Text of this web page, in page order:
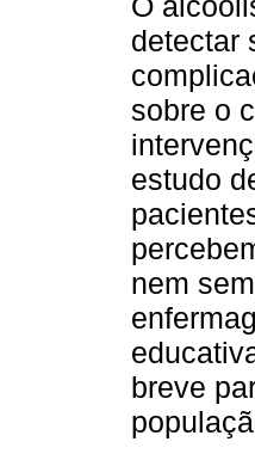
detectar
sobre o
estudo
nem
breve